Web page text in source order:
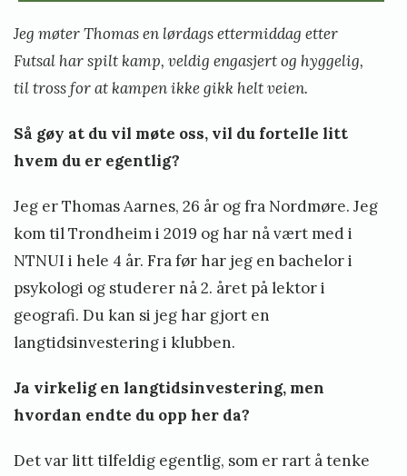
Jeg møter Thomas en lørdags ettermiddag etter
Futsal har spilt kamp, veldig engasjert og hyggelig,
til tross for at kampen ikke gikk helt veien.
Så gøy at du vil møte oss, vil du fortelle litt
hvem du er egentlig?
Jeg er Thomas Aarnes, 26 år og fra Nordmøre. Jeg
kom til Trondheim i 2019 og har nå vært med i
NTNUI i hele 4 år. Fra før har jeg en bachelor i
psykologi og studerer nå 2. året på lektor i
geografi. Du kan si jeg har gjort en
langtidsinvestering i klubben.
Ja virkelig en langtidsinvestering, men
hvordan endte du opp her da?
Det var litt tilfeldig egentlig, som er rart å tenke